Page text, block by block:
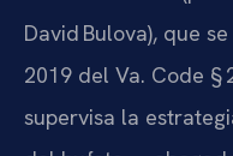
David Bulova), que
2019 del Va. Code §
supervisa la